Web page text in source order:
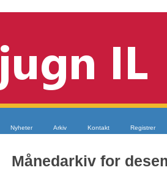
Nyheter Arkiv Kontakt Registrer
Månedarkiv for